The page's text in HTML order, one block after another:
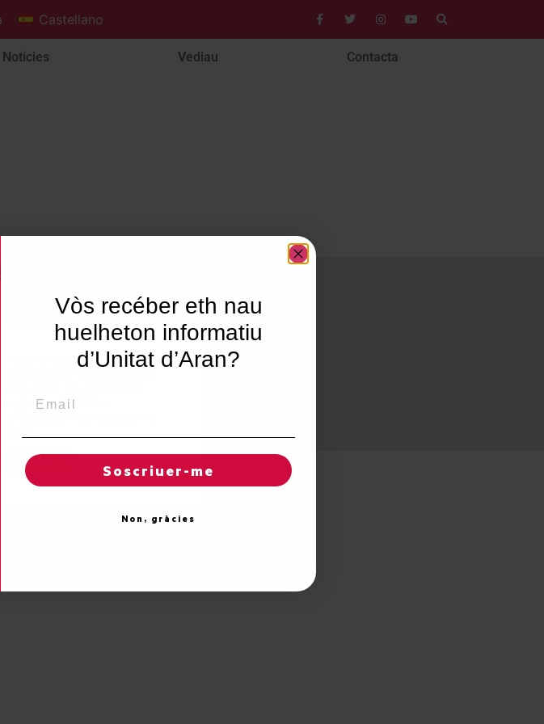
Castellano
Notícies Vediau Contacta
web tà balhar ar usuari ua
en tot rebrembar
En hèr clic en
de TOTES es
de cookies" tà
totes
Vòs recéber eth nau
huelheton informatiu
d’Unitat d’Aran?
Soscriuer-me
Non, gràcies